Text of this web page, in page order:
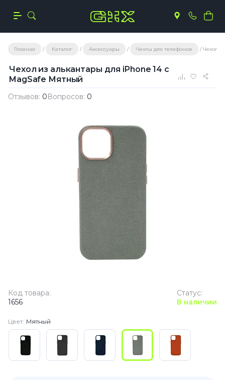
Главная Каталог Аксессуары Чехлы для телефонов Чехол
Чехол из алькантары для iPhone 14 с
MagSafe Мятный
Отзывов: 0Вопросов: 0
Статус:
В наличии
Код товара:
1656
Цвет: Мятный